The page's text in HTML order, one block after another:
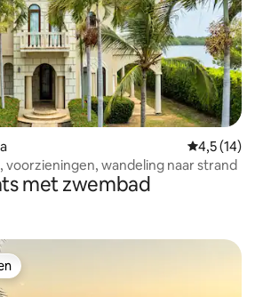
4,5 (14)
voorzieningen, wandeling naar strand
met zwembad